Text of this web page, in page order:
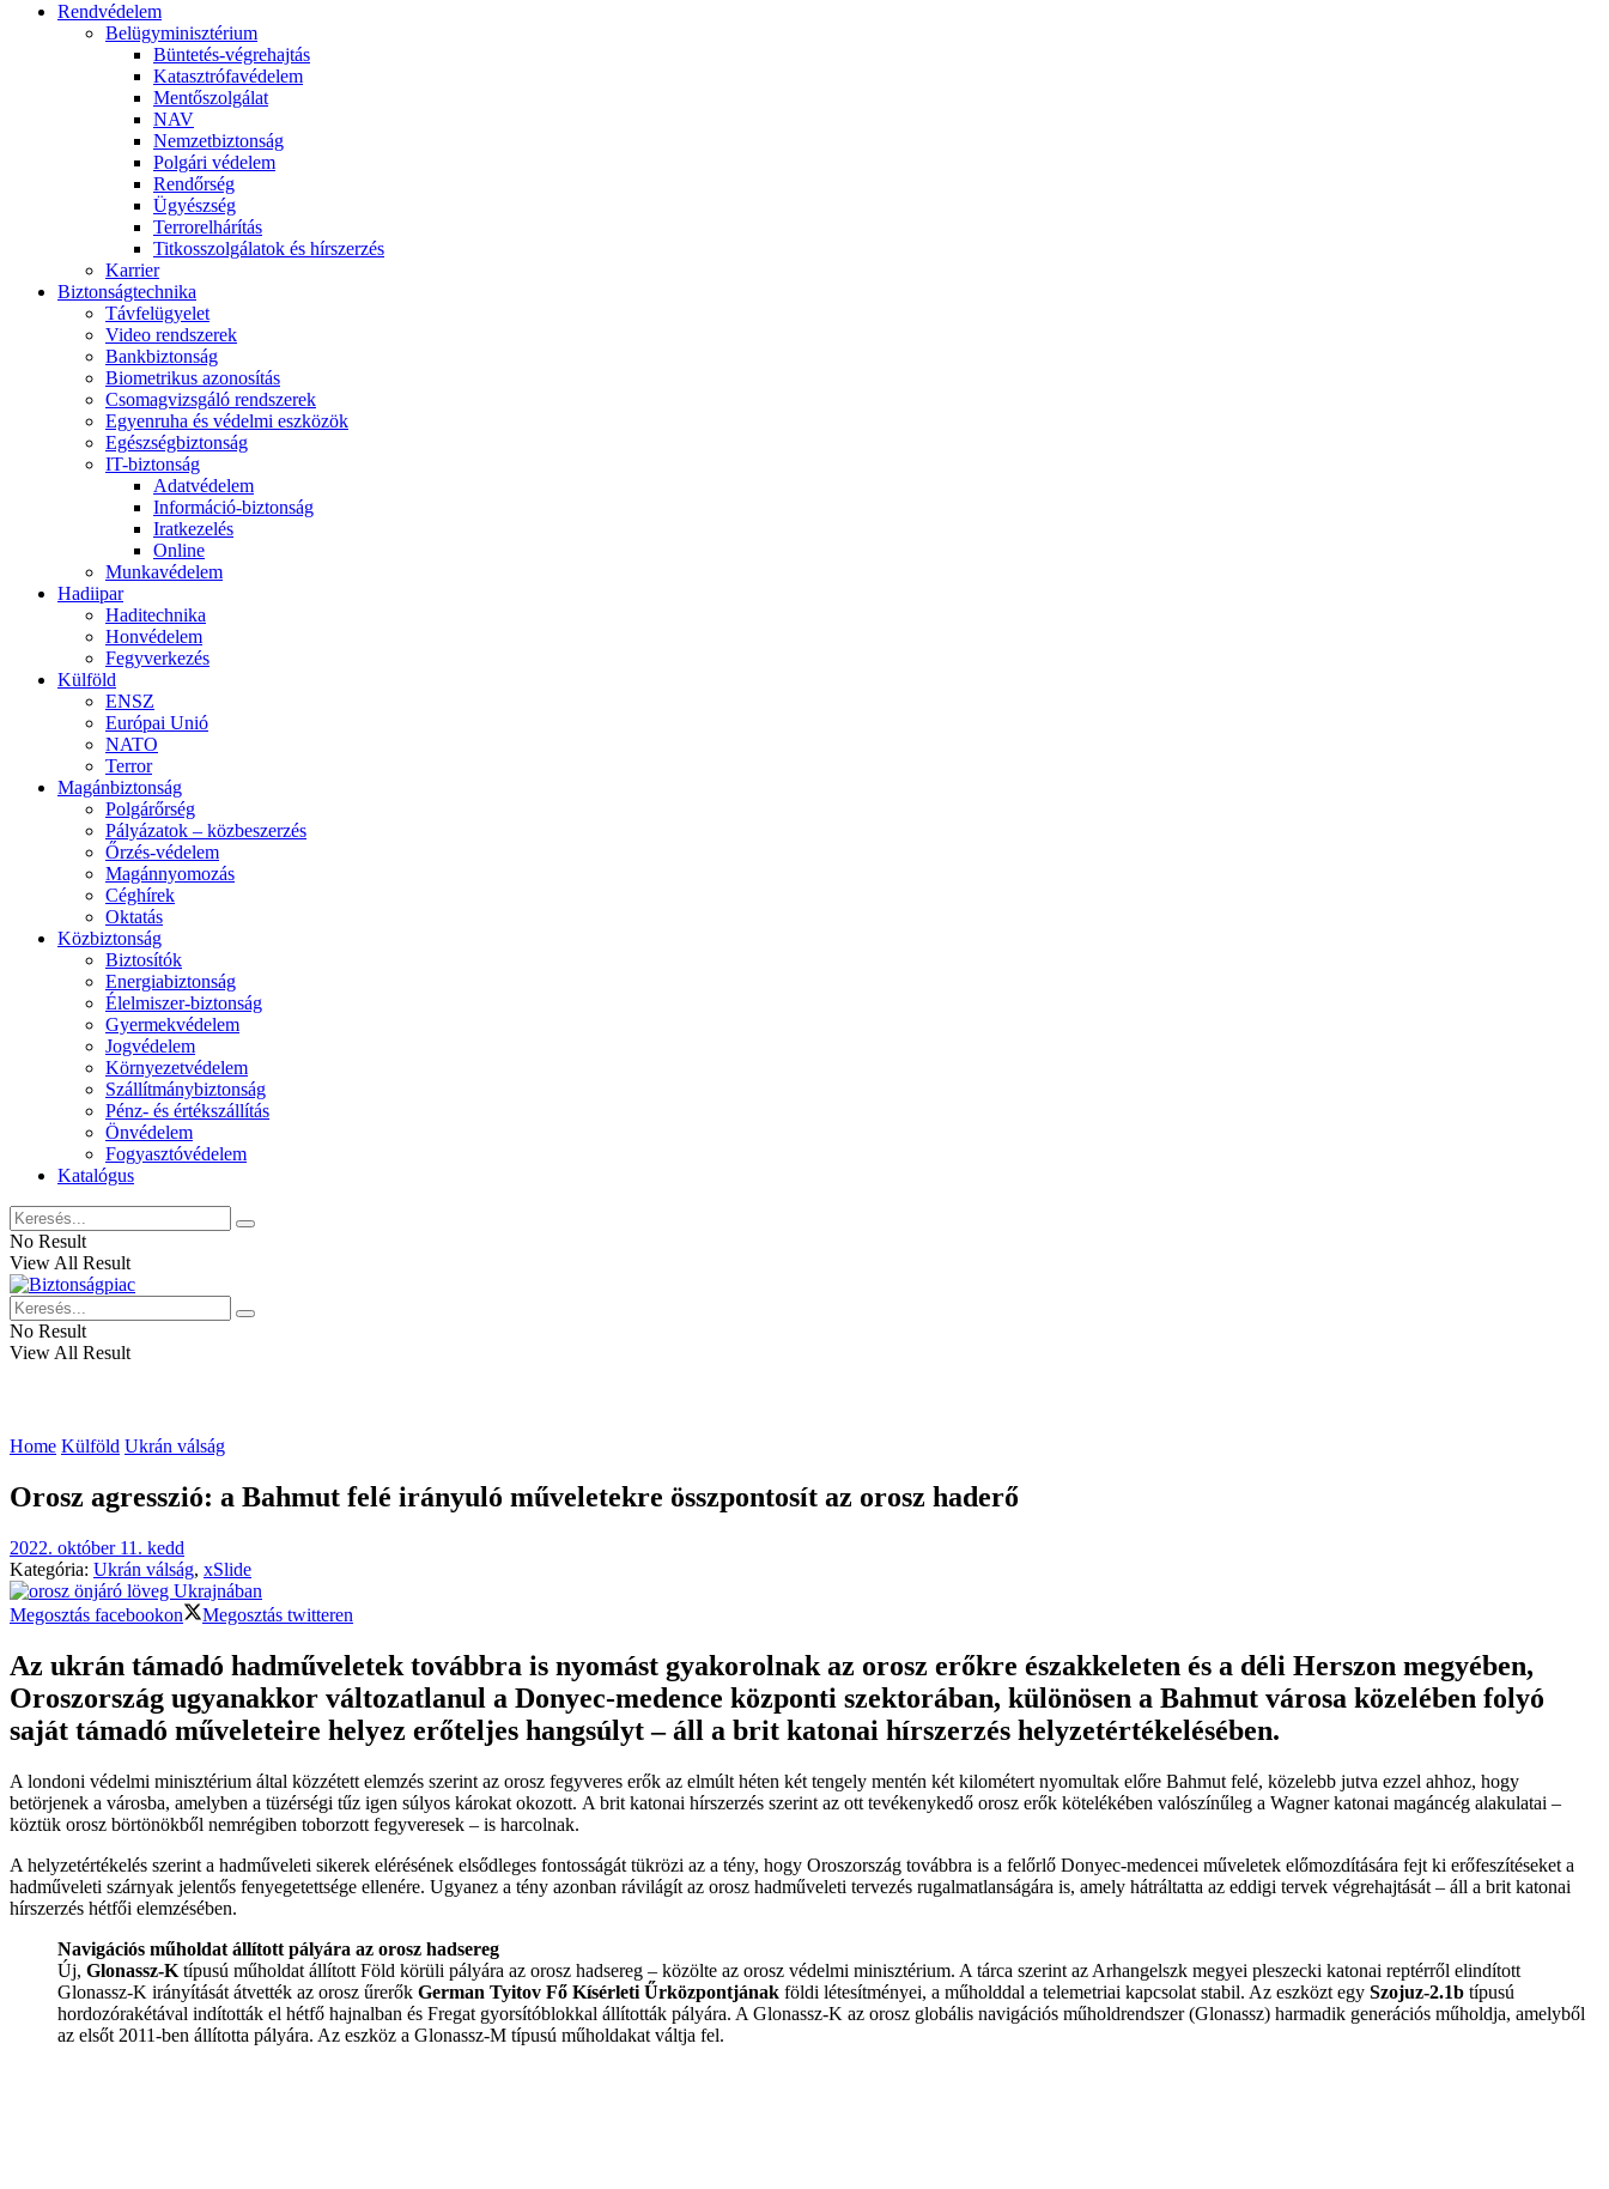
Rendvédelem
Belügyminisztérium
Büntetés-végrehajtás
Katasztrófavédelem
Mentőszolgálat
NAV
Nemzetbiztonság
Polgári védelem
Rendőrség
Ügyészség
Terrorelhárítás
Titkosszolgálatok és hírszerzés
Karrier
Biztonságtechnika
Távfelügyelet
Video rendszerek
Bankbiztonság
Biometrikus azonosítás
Csomagvizsgáló rendszerek
Egyenruha és védelmi eszközök
Egészségbiztonság
IT-biztonság
Adatvédelem
Információ-biztonság
Iratkezelés
Online
Munkavédelem
Hadiipar
Haditechnika
Honvédelem
Fegyverkezés
Külföld
ENSZ
Európai Unió
NATO
Terror
Magánbiztonság
Polgárőrség
Pályázatok – közbeszerzés
Őrzés-védelem
Magánnyomozás
Céghírek
Oktatás
Közbiztonság
Biztosítók
Energiabiztonság
Élelmiszer-biztonság
Gyermekvédelem
Jogvédelem
Környezetvédelem
Szállítmánybiztonság
Pénz- és értékszállítás
Önvédelem
Fogyasztóvédelem
Katalógus
No Result
View All Result
No Result
View All Result
Home Külföld Ukrán válság
Orosz agresszió: a Bahmut felé irányuló műveletekre összpontosít az orosz haderő
2022. október 11. kedd
Kategória: Ukrán válság, xSlide
Megosztás facebookon Megosztás twitteren
Az ukrán támadó hadműveletek továbbra is nyomást gyakorolnak az orosz erőkre északkeleten és a déli Herszon megyében,
Oroszország ugyanakkor változatlanul a Donyec-medence központi szektorában, különösen a Bahmut városa közelében folyó
saját támadó műveleteire helyez erőteljes hangsúlyt – áll a brit katonai hírszerzés helyzetértékelésében.
A londoni védelmi minisztérium által közzétett elemzés szerint az orosz fegyveres erők az elmúlt héten két tengely mentén két kilométert nyomultak előre Bahmut felé, közelebb jutva ezzel ahhoz, hogy
betörjenek a városba, amelyben a tüzérségi tűz igen súlyos károkat okozott. A brit katonai hírszerzés szerint az ott tevékenykedő orosz erők kötelékében valószínűleg a Wagner katonai magáncég alakulatai –
köztük orosz börtönökből nemrégiben toborzott fegyveresek – is harcolnak.
A helyzetértékelés szerint a hadműveleti sikerek elérésének elsődleges fontosságát tükrözi az a tény, hogy Oroszország továbbra is a felőrlő Donyec-medencei műveletek előmozdítására fejt ki erőfeszítéseket a
hadműveleti szárnyak jelentős fenyegetettsége ellenére. Ugyanez a tény azonban rávilágít az orosz hadműveleti tervezés rugalmatlanságára is, amely hátráltatta az eddigi tervek végrehajtását – áll a brit katonai
hírszerzés hétfői elemzésében.
Navigációs műholdat állított pályára az orosz hadsereg
Új, Glonassz-K típusú műholdat állított Föld körüli pályára az orosz hadsereg – közölte az orosz védelmi minisztérium. A tárca szerint az Arhangelszk megyei pleszecki katonai reptérről elindított
Glonassz-K irányítását átvették az orosz űrerők German Tyitov Fő Kísérleti Űrközpontjának földi létesítményei, a műholddal a telemetriai kapcsolat stabil. Az eszközt egy Szojuz-2.1b típusú
hordozórakétával indították el hétfő hajnalban és Fregat gyorsítóblokkal állították pályára. A Glonassz-K az orosz globális navigációs műholdrendszer (Glonassz) harmadik generációs műholdja, amelyből
az elsőt 2011-ben állította pályára. Az eszköz a Glonassz-M típusú műholdakat váltja fel.